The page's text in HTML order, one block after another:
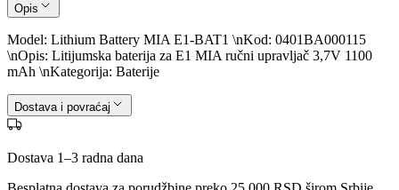
Opis
Model: Lithium Battery MIA E1-BAT1 \nKod: 0401BA000115
\nOpis: Litijumska baterija za E1 MIA ručni upravljač 3,7V 1100
mAh \nKategorija: Baterije
Dostava i povraćaj
Dostava 1–3 radna dana